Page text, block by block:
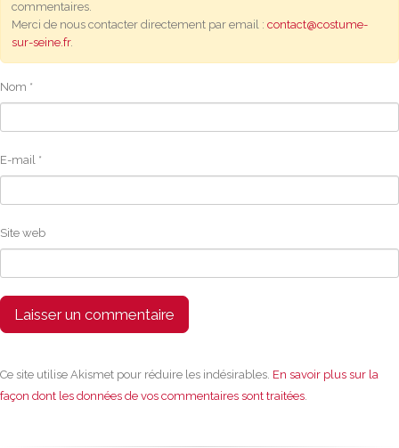
commentaires.
Merci de nous contacter directement par email : contact@costume-
sur-seine.fr.
Nom *
E-mail *
Site web
Ce site utilise Akismet pour réduire les indésirables. En savoir plus sur la
façon dont les données de vos commentaires sont traitées.